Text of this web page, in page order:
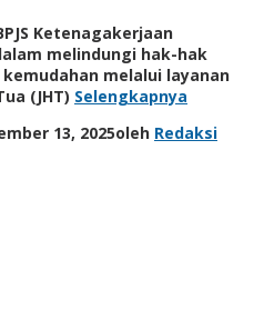
Ketenagakerjaan
melindungi hak-hak
melalui layanan
(JHT) Selengkapnya
13, 2025oleh Redaksi